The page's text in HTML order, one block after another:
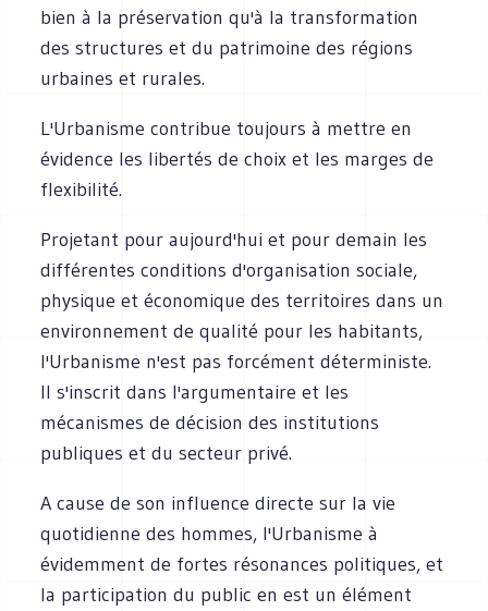
bien à la préservation qu'à la transformation
des structures et du patrimoine des régions
urbaines et rurales.
L'Urbanisme contribue toujours à mettre en
évidence les libertés de choix et les marges de
flexibilité.
Projetant pour aujourd'hui et pour demain les
différentes conditions d'organisation sociale,
physique et économique des territoires dans un
environnement de qualité pour les habitants,
l'Urbanisme n'est pas forcément déterministe.
Il s'inscrit dans l'argumentaire et les
mécanismes de décision des institutions
publiques et du secteur privé.
A cause de son influence directe sur la vie
quotidienne des hommes, I'Urbanisme à
évidemment de fortes résonances politiques, et
la participation du public en est un élément